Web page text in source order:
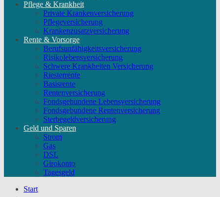
Pflege & Krankheit
Private Krankenversicherung
Pflegeversicherung
Krankenzusatzversicherung
Rente & Vorsorge
Berufs­unfähigkeitsversicherung
Risikolebensversicherung
Schwere Krankheiten Versicherung
Riesterrente
Basisrente
Rentenversicherung
Fondsgebundene Lebensversicherung
Fondsgebundene Rentenversicherung
Sterbegeldversicherung
Geld und Sparen
Strom
Gas
DSL
Girokonto
Tagesgeld
Start